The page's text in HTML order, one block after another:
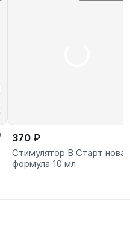
370 ₽
Стимулятор B Старт новая
формула 10 мл